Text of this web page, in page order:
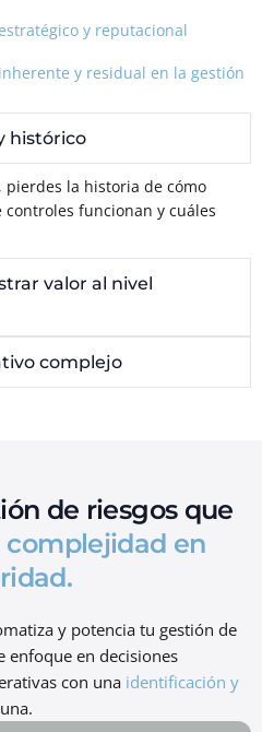
y reputacional
y residual en la gestión
histórico
la historia de cómo
funcionan y cuáles
valor al nivel
complejo
de riesgos que
complejidad en
y potencia tu gestión de
enfoque en decisiones
con una identificación y